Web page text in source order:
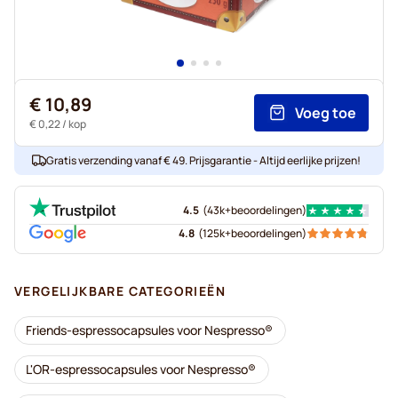
€ 10,89
€ 0,22/ kop
Voeg toe
Gratis verzending vanaf € 49. Prijsgarantie - Altijd eerlijke prijzen!
4.5 (43k+beoordelingen)
4.8 (125k+beoordelingen)
VERGELIJKBARE CATEGORIEËN
Friends-espressocapsules voor Nespresso®
L'OR-espressocapsules voor Nespresso®